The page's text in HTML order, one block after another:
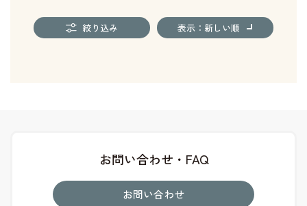
絞り込み 表示：新しい順
お問い合わせ・FAQ
お問い合わせ